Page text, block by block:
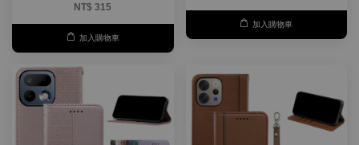
NT$ 315
加入購物車
加入購物車